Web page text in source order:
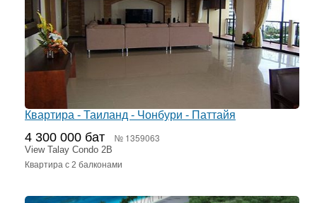
Квартира - Таиланд - Чонбури - Паттайя
4 300 000 бат № 1359063
View Talay Condo 2В
Квартира с 2 балконами